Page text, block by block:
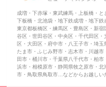
成増・下赤塚・東武練馬・上板橋・と
下板橋・北池袋・地下鉄成増・地下鉄
東京都板橋区・練馬区・豊島区・新
谷区・世田谷区・中央区・千代田区・
区・大田区・府中市・八王子市・埼
たま市・ふじみ野市・志木市・川越
田市・桶川市・千葉県八千代市・柏
浜市・相模原市・静岡県牧之原市・北
市・鳥取県鳥取市…などからお越しい